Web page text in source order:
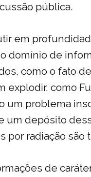
pública.
em
domínio de
como o fato
explodir, como
um problema
um depósito
por radiação são
de